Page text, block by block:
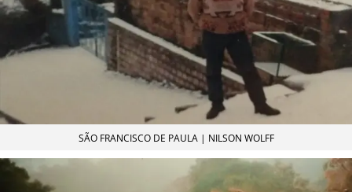
SÃO FRANCISCO DE PAULA | NILSON WOLFF